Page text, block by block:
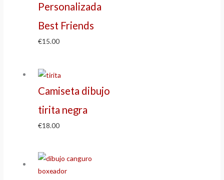
Personalizada
Best Friends
€15.00
Camiseta dibujo
tirita negra
€18.00